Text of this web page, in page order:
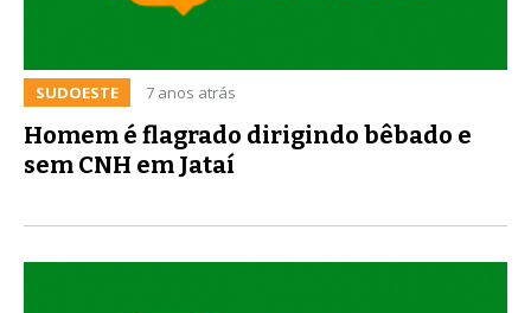
SUDOESTE 7 anos atrás
Homem é flagrado dirigindo bêbado e
sem CNH em Jataí